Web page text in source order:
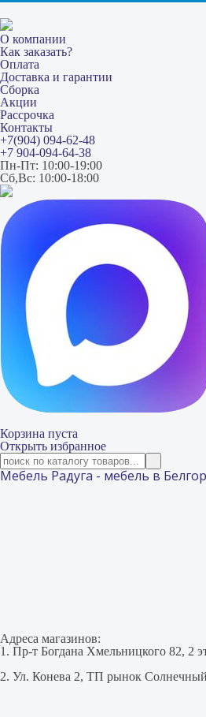
О компании
Как заказать?
Оплата
Доставка и гарантии
Сборка
Акции
Рассрочка
Контакты
+7(904) 094-62-48
+7 904-094-64-38
Пн-Пт: 10:00-19:00
Сб,Вс: 10:00-18:00
Корзина пуста
Открыть избранное
Мебель Радуга - мебель в
Адреса магазинов:
1. Пр-т Богдана Хмельницкого 82, 2
2. Ул. Конева 2, ТП рынок